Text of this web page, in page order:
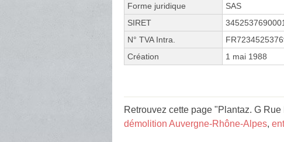
Forme juridique
SAS
SIRET
N° TVA Intra.
Création
1 mai 1988
Retrouvez cette page "Plantaz. G
démolition Auvergne-Rhône-Alpes,